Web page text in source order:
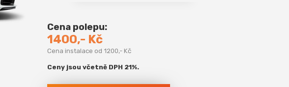
Cena polepu:
1400,- Kč
Cena instalace od 1200,- Kč
Ceny jsou včetně DPH 21%.